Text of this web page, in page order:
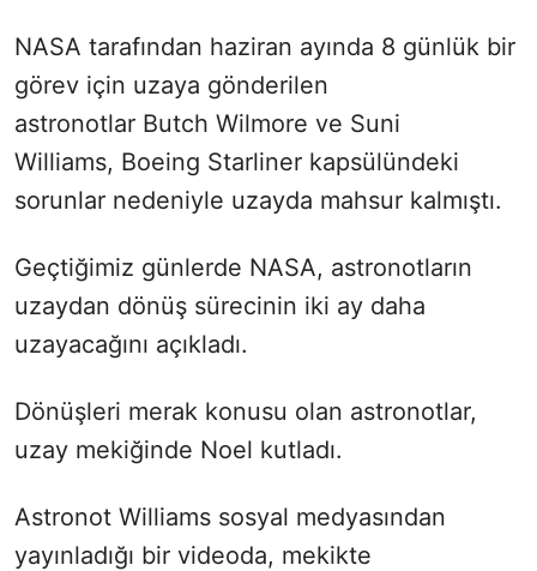
NASA tarafından haziran ayında 8 günlük bir
görev için uzaya gönderilen
astronotlar Butch Wilmore ve Suni
Williams, Boeing Starliner kapsülündeki
sorunlar nedeniyle uzayda mahsur kalmıştı.
Geçtiğimiz günlerde NASA, astronotların
uzaydan dönüş sürecinin iki ay daha
uzayacağını açıkladı.
Dönüşleri merak konusu olan astronotlar,
uzay mekiğinde Noel kutladı.
Astronot Williams sosyal medyasından
yayınladığı bir videoda, mekikte